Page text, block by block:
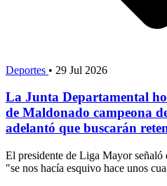
Deportes • 29 Jul 2026
La Junta Departamental
de Maldonado campeona
adelantó que buscarán
El presidente de Liga Mayor señaló
"se nos hacía esquivo hace unos